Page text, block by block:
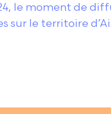
le moment de
sur le territoire